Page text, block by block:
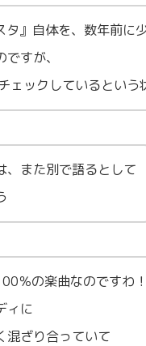
タ』自体を、数年前に
すが、
ェックしているという
、また別で語るとして
％の楽曲なのですわ！
ィに
混ざり合っていて